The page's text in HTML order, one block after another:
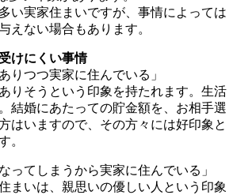
い実家住まいですが、事情によっては
えない場合もあります。
けにくい事情
りつつ実家に住んでいる」
りそうという印象を持たれます。生活
結婚にあたっての貯金額を、お相手選
はいますので、その方々には好印象と
。
ってしまうから実家に住んでいる」
まいは、親思いの優しい人という印象